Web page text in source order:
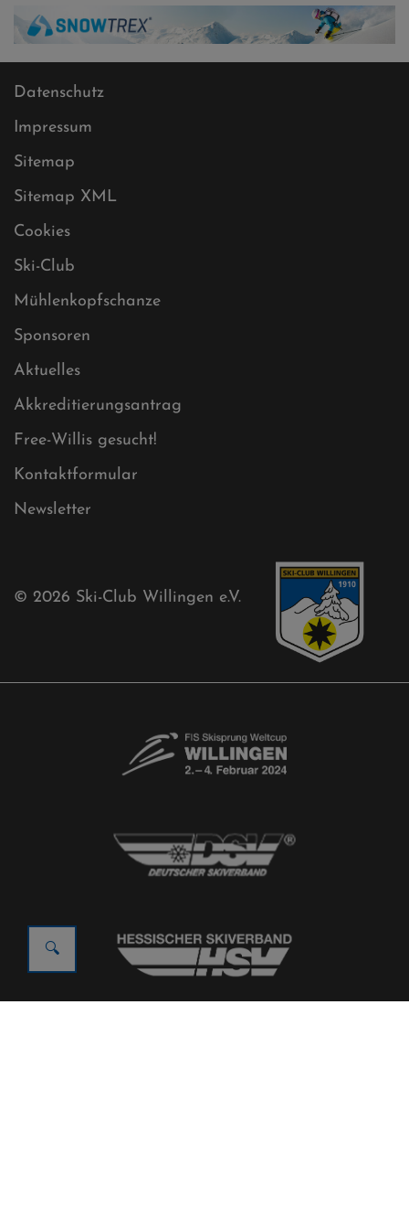
Datenschutz
Impressum
Sitemap
Sitemap XML
Cookies
Ski-Club
Mühlenkopfschanze
Sponsoren
Aktuelles
Akkreditierungsantrag
Free-Willis gesucht!
Kontaktformular
Newsletter
© 2026 Ski-Club Willingen e.V.